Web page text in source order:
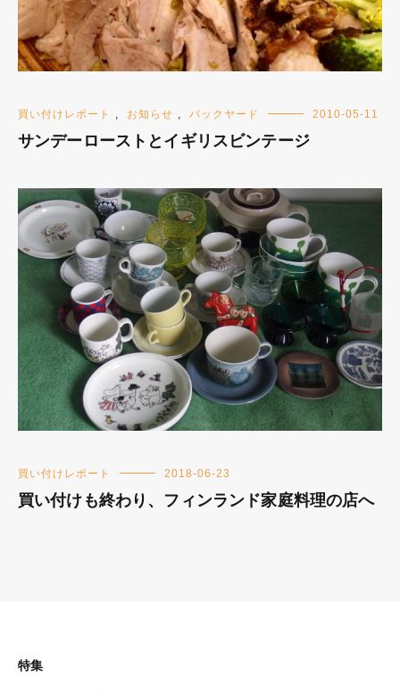
買い付けレポート , お知らせ , バックヤード 2010-05-11
サンデーローストとイギリスビンテージ
買い付けレポート 2018-06-23
買い付けも終わり、フィンランド家庭料理の店へ
特集